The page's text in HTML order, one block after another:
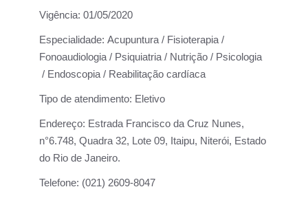
Vigência: 01/05/2020
Especialidade: Acupuntura / Fisioterapia /
Fonoaudiologia / Psiquiatria / Nutrição / Psicologia
/ Endoscopia / Reabilitação cardíaca
Tipo de atendimento: Eletivo
Endereço: Estrada Francisco da Cruz Nunes,
n°6.748, Quadra 32, Lote 09, Itaipu, Niterói, Estado
do Rio de Janeiro.
Telefone: (021) 2609-8047